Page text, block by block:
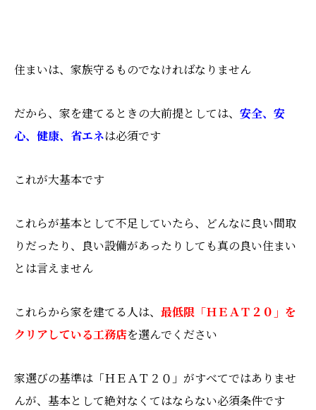
住まいは、家族守るものでなければなりません
だから、家を建てるときの大前提としては、 安全、安
心、健康、省エネは必須です
これが大基本です
これらが基本として不足していたら、どんなに良い間取
りだったり、良い設備があったりしても真の良い住まい
とは言えません
これらから家を建てる人は、 最低限「ＨＥＡＴ２０」を
クリアしている工務店を選んでください
家選びの基準は「ＨＥＡＴ２０」がすべてではありませ
んが、基本として絶対なくてはならない必須条件です